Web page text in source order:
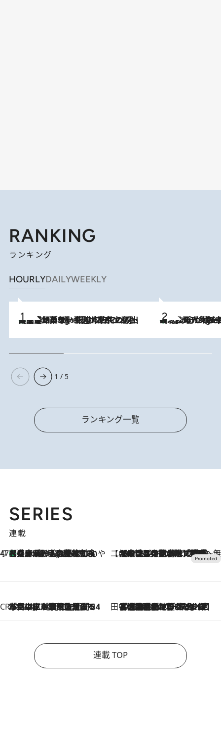
RANKING
ランキング
HOURLYDAILYWEEKLY
2 Hours Ago
【間違いのない王道・東京土産】資生堂パーラー 銀座本店でのみ出会える銘菓5選《極上プディング・濃厚チーズケーキ・ボンボンショコラほか》 2 Hours Ago
《北欧の人々の幸福度が高いのは…》元デンマーク親善大使が出会った“心が満たされる暮らし”「いいかげんにヒュッゲしなさい！」
1 / 5
ランキング一覧
SERIES
連載
47都道府県の手みやげ ひんやりスイーツで夏を満喫
2 Hours Ago
【兵庫県】この夏絶対食べたい 冷やしておいしいおやつ3選 淡路島の恵みをジェラートに集約 【CREA×星野リゾート】唯一無二。癒しと発見が待つ場所へ
2026.8.7
【トンボの足水浴】ヒノキの香りに包まれて涼感マックス！約13℃の湧水かけ流しを避暑地「星野温泉 トンボの湯」で体験
CREA'S CHOICE
2026.8.7
「立川にも歌舞伎があるんだよ」 片岡仁左衛門・市川中車ら豪華座組みで4年目の立川立飛歌舞伎へ 田中稲の勝手に再ブーム
2026.8.7
「湘南乃風に憧れて」観客大盛上がりの“タオル回し”に、ラッパー顔負けの高速歌唱まで…さだまさし（74）のアグレッシブすぎる現在地
連載 TOP